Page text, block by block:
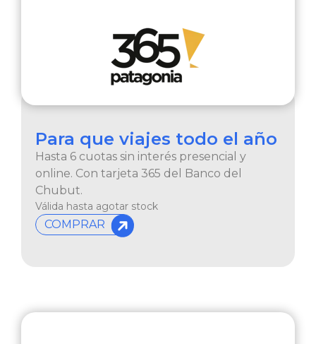
Para que viajes todo el año
Hasta 6 cuotas sin interés presencial y
online. Con tarjeta 365 del Banco del
Chubut.
Válida hasta agotar stock
COMPRAR